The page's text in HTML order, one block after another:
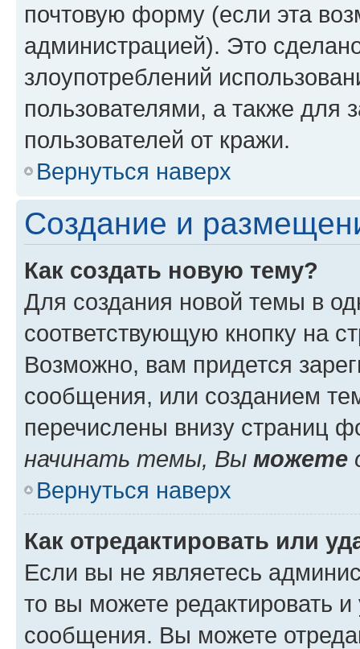
почтовую форму (если эта
администрацией). Это
злоупотреблений
пользователями, а также для
пользователей от кражи.
Вернуться наверх
Создание и
Как создать новую тему?
Для создания новой темы в
соответствующую кнопку на
Возможно, вам придется
сообщения, или созданием
перечислены внизу страниц
начинать темы, Вы можете
Вернуться наверх
Как отредактировать или
Если вы не являетесь
то вы можете редактировать
сообщения. Вы можете